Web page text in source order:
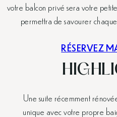
votre balcon privé sera votre
permettra de savourer
RÉSERVEZ
Une suite récemment
unique avec votre propre